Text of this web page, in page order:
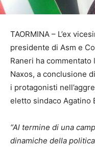
TAORMINA – L’ex
presidente di Asm e
Raneri ha commentato
Naxos, a conclusione
i protagonisti
eletto sindaco Agatino
“Al termine di una
dinamiche della